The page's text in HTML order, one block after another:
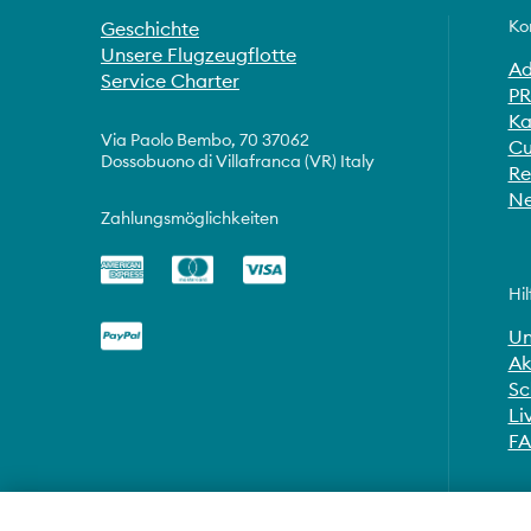
Geschichte
Unsere Flugzeugflotte
Service Charter
Via Paolo Bembo, 70 37062
Dossobuono di Villafranca (VR) Italy
Zahlungsmöglichkeiten